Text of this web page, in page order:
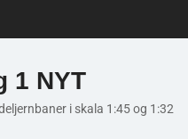
1 NYT
i skala 1:45 og 1:32